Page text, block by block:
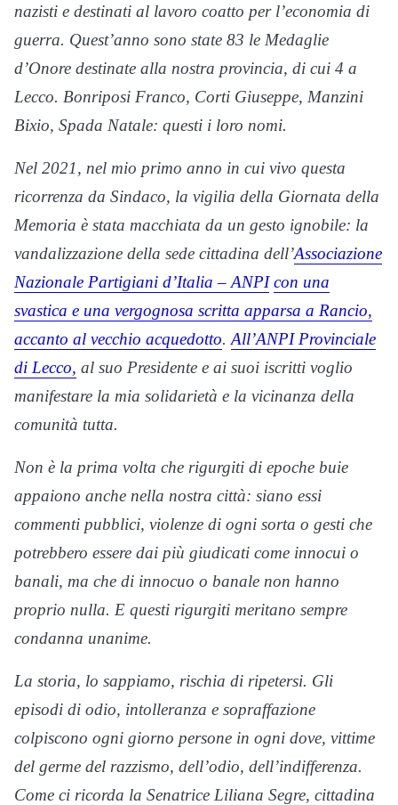
nazisti e destinati al lavoro coatto per l’economia di
guerra. Quest’anno sono state 83 le Medaglie
d’Onore destinate alla nostra provincia, di cui 4 a
Lecco. Bonriposi Franco, Corti Giuseppe, Manzini
Bixio, Spada Natale: questi i loro nomi.
Nel 2021, nel mio primo anno in cui vivo questa
ricorrenza da Sindaco, la vigilia della Giornata della
Memoria è stata macchiata da un gesto ignobile: la
vandalizzazione della sede cittadina dell’Associazione
Nazionale Partigiani d’Italia – ANPI con una
svastica e una vergognosa scritta apparsa a Rancio,
accanto al vecchio acquedotto. All’ANPI Provinciale
di Lecco, al suo Presidente e ai suoi iscritti voglio
manifestare la mia solidarietà e la vicinanza della
comunità tutta.
Non è la prima volta che rigurgiti di epoche buie
appaiono anche nella nostra città: siano essi
commenti pubblici, violenze di ogni sorta o gesti che
potrebbero essere dai più giudicati come innocui o
banali, ma che di innocuo o banale non hanno
proprio nulla. E questi rigurgiti meritano sempre
condanna unanime.
La storia, lo sappiamo, rischia di ripetersi. Gli
episodi di odio, intolleranza e sopraffazione
colpiscono ogni giorno persone in ogni dove, vittime
del germe del razzismo, dell’odio, dell’indifferenza.
Come ci ricorda la Senatrice Liliana Segre, cittadina